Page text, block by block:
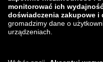
zalando-lounge.lt
zalando-lounge.ro